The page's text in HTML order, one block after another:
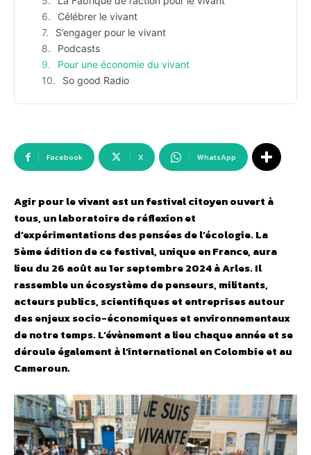
Célébrer le vivant
S’engager pour le vivant
Podcasts
Pour une économie du vivant
So good Radio
Facebook X WhatsApp
Agir pour le vivant est un festival citoyen ouvert à
tous, un laboratoire de réflexion et
d’expérimentations des pensées de l’écologie. La
5ème édition de ce festival, unique en France, aura
lieu du 26 août au 1er septembre 2024 à Arles. Il
rassemble un écosystème de penseurs, militants,
acteurs publics, scientifiques et entreprises autour
des enjeux socio-économiques et environnementaux
de notre temps.L’évènement a lieu chaque année et se
déroule également à l’international en Colombie et au
Cameroun.